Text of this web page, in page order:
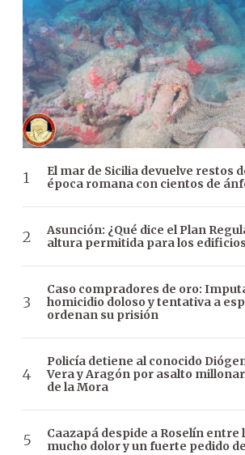
El mar de Sicilia devuelve restos
época romana con cientos de
Asunción: ¿Qué dice el Plan
altura permitida para los
Caso compradores de oro:
homicidio doloso y tentativa a
ordenan su prisión
Policía detiene al conocido
Vera y Aragón por asalto
de la Mora
Caazapá despide a Roselín entre
mucho dolor y un fuerte pedido